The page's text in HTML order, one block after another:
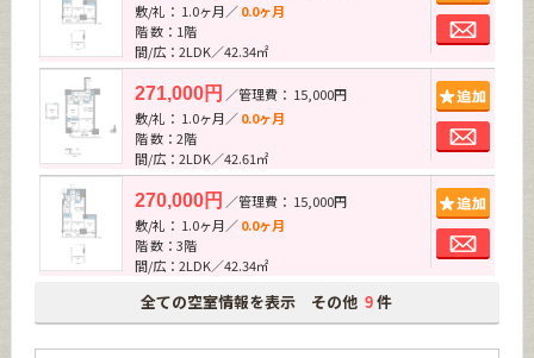
敷/礼： 1.0ヶ月／0.0ヶ月
階 数：1階
間/広：2LDK／42.34㎡
271,000円 ／管理費： 15,000円
敷/礼： 1.0ヶ月／0.0ヶ月
階 数：2階
間/広：2LDK／42.61㎡
270,000円 ／管理費： 15,000円
敷/礼： 1.0ヶ月／0.0ヶ月
階 数：3階
間/広：2LDK／42.34㎡
全ての空室情報を表示 その他 9 件